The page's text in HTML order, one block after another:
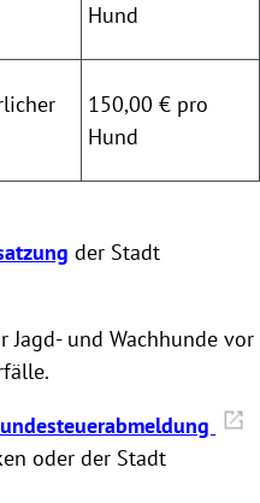
Hund
150,00 € pro
Hund
der Stadt
und Wachhunde vor
oder der Stadt